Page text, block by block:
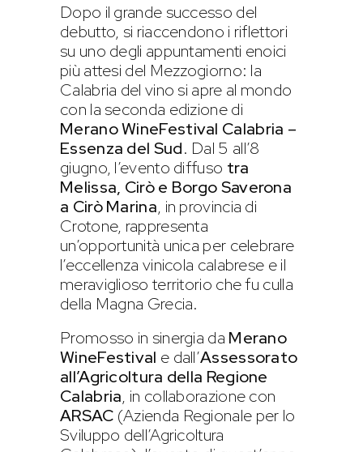
Dopo il grande successo del
debutto, si riaccendono i riflettori
su uno degli appuntamenti enoici
più attesi del Mezzogiorno: la
Calabria del vino si apre al mondo
con la seconda edizione di
Merano WineFestival Calabria –
Essenza del Sud. Dal 5 all’8
giugno, l’evento diffuso tra
Melissa, Cirò e Borgo Saverona
a Cirò Marina, in provincia di
Crotone, rappresenta
un’opportunità unica per celebrare
l’eccellenza vinicola calabrese e il
meraviglioso territorio che fu culla
della Magna Grecia.
Promosso in sinergia da Merano
WineFestival e dall’Assessorato
all’Agricoltura della Regione
Calabria, in collaborazione con
ARSAC (Azienda Regionale per lo
Sviluppo dell’Agricoltura